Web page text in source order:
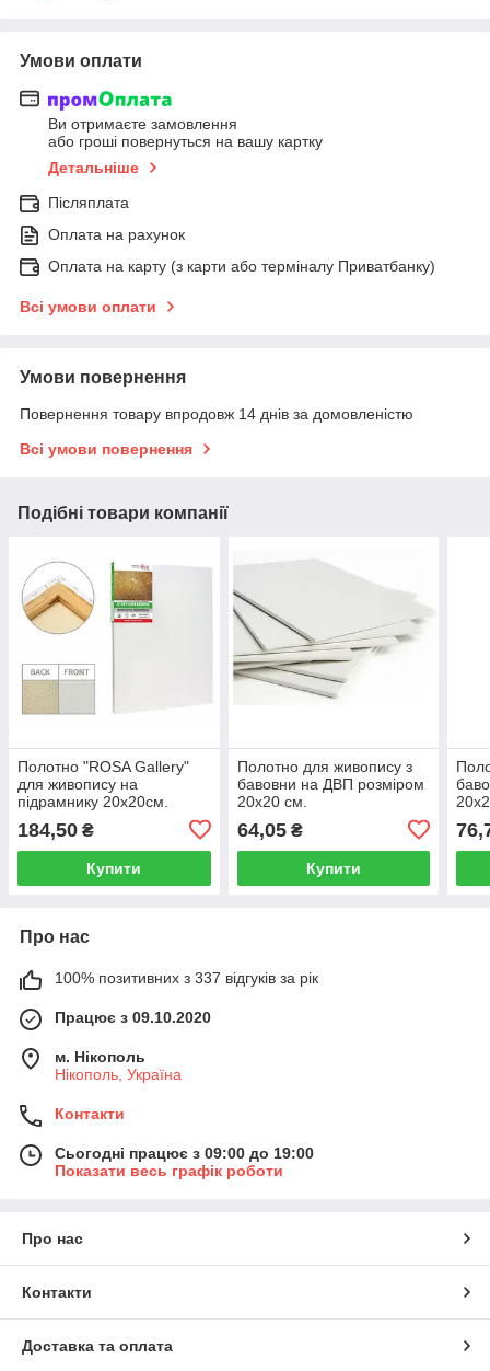
Умови оплати
Ви отримаєте замовлення
або гроші повернуться на вашу картку
Детальніше
Післяплата
Оплата на рахунок
Оплата на карту (з карти або терміналу Приватбанку)
Всі умови оплати
Умови повернення
Повернення товару впродовж 14 днів за домовленістю
Всі умови повернення
Подібні товари компанії
Полотно "ROSA Gallery"
для живопису на
підрамнику 20х20см.
184,50 ₴
Купити
Полотно для живопису з
бавовни на ДВП розміром
20х20 см.
64,05₴
Купити
Про нас
100% позитивних з 337 відгуків за рік
Працює з 09.10.2020
м. Нікополь
Нікополь, Україна
Контакти
Сьогодні працює з 09:00 до 19:00
Показати весь графік роботи
Про нас
Контакти
Доставка та оплата